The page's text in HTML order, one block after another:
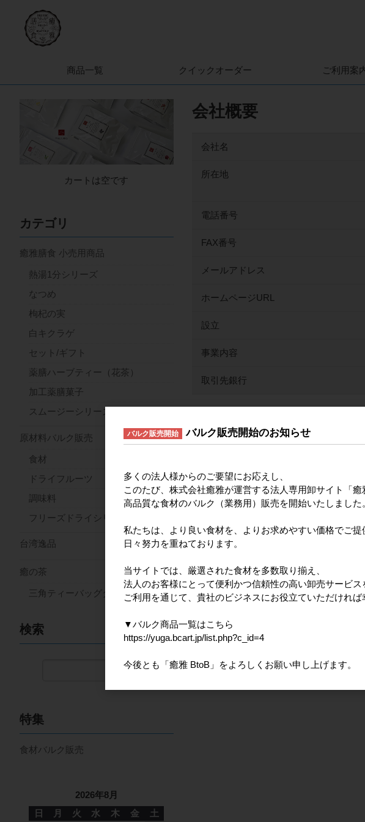
商品一覧 クイック オーダー ご利用案
会社概要
会社名
所在地
電話番号
FAX番号
メールアドレス
ホームページURL
設立
事業内容
取引先銀行
定休日
※ 年末年始・お盆休み・ゴールデンウィ
※ ご不明な点はお気軽にお問い合わせく
カートは空です
カテゴリ
癒雅膳食 小売用商品
熱湯1分シリーズ
なつめ
枸杞の実
白キクラゲ
セット/ギフト
薬膳ハーブティー（花茶）
加工薬膳菓子
スムージーシリーズ
原材料バルク販売
食材
ドライフルーツ
調味料
フリーズドライシリーズ
台湾逸品
癒の茶
三角ティーバッグタイプ
検索
検索
特集
食材バルク販売
2026年8月
日
月 火 水 木 金
土
バルク販売開始 バルク販売開始のお知らせ
多くの法人様からのご要望にお応えし、
このたび、株式会社癒雅が運営する法人専用卸サイト「癒
高品質な食材のバルク（業務用）販売を開始いたしました
私たちは、より良い食材を、よりお求めやすい価格でご提
日々努力を重ねております。
当サイトでは、厳選された食材を多数取り揃え、
法人のお客様にとって便利かつ信頼性の高い卸売サービス
ご利用を通じて、貴社のビジネスにお役立ていただければ
▼バルク商品一覧はこちら
https://yuga.bcart.jp/list.php?c_id=4
今後とも「癒雅 BtoB」をよろしくお願い申し上げます。